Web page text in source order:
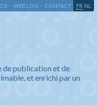
- WEB LOG - CONTACT FR NL
de publication et de
et enrichi par un